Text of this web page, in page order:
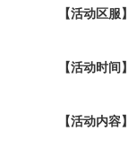
【活动区服】
【活动时间】
【活动内容】